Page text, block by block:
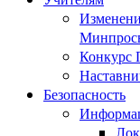
Конкурс
Безопасность